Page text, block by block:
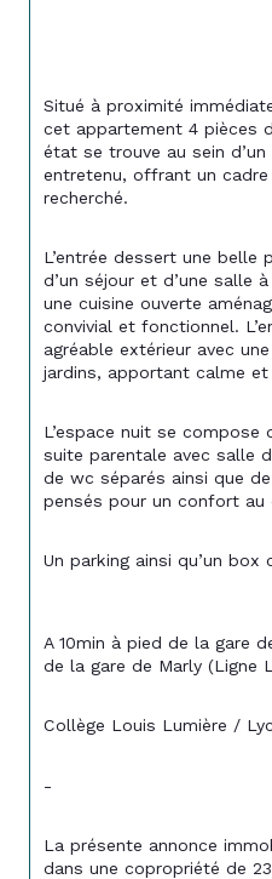
Situé à proximité
cet appartement 4 pièces
état se trouve au sein
entretenu, offrant un
recherché.
L’entrée dessert une belle
d’un séjour et d’une salle
une cuisine ouverte
convivial et fonctionnel.
agréable extérieur avec
jardins, apportant calme et
L’espace nuit se compose
suite parentale avec salle
de wc séparés ainsi que
pensés pour un confort au
Un parking ainsi qu’un
A 10min à pied de la gare
de la gare de Marly (Ligne
Collège Louis Lumière /
-
La présente annonce
dans une copropriété de